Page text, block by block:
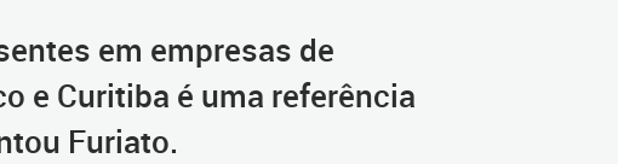
em empresas de
e Curitiba é uma referência
Furiato.